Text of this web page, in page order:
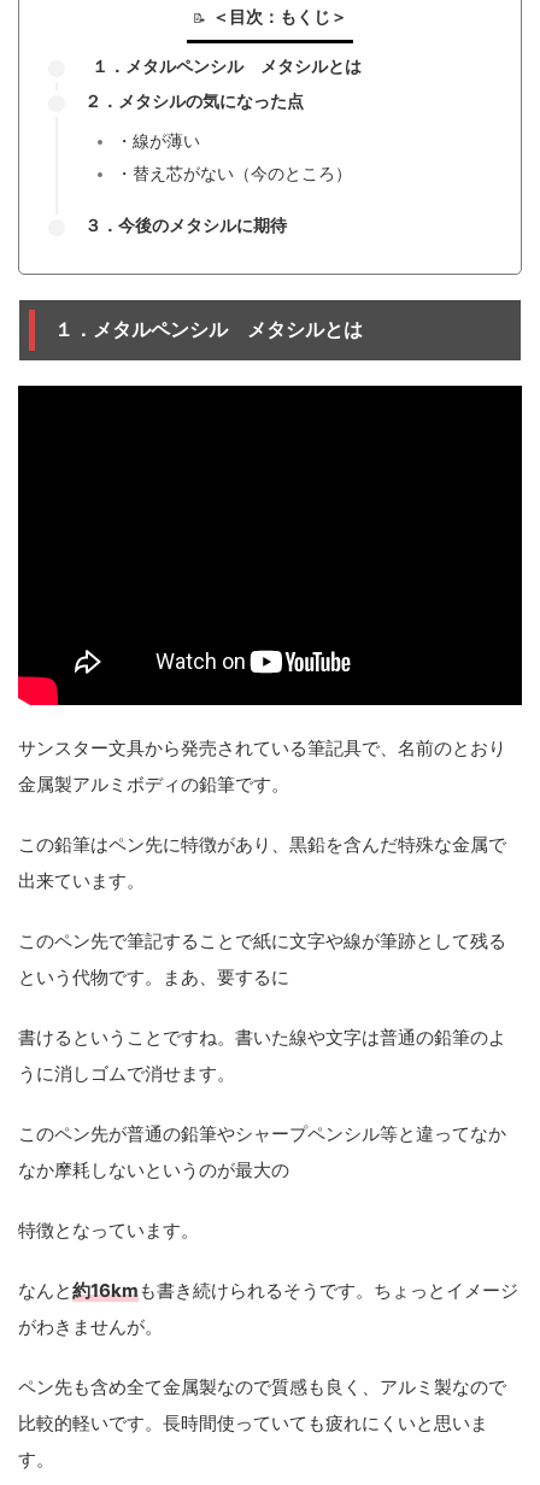
＜目次：もくじ＞
１．メタルペンシル メタシルとは
２．メタシルの気になった点
・線が薄い
・替え芯がない（今のところ）
３．今後のメタシルに期待
１．メタルペンシル メタシルとは
サンスター文具から発売されている筆記具で、名前のとおり
金属製アルミボディの鉛筆です。
この鉛筆はペン先に特徴があり、黒鉛を含んだ特殊な金属で
出来ています。
このペン先で筆記することで紙に文字や線が筆跡として残る
という代物です。まあ、要するに
書けるということですね。書いた線や文字は普通の鉛筆のよ
うに消しゴムで消せます。
このペン先が普通の鉛筆やシャープペンシル等と違ってなか
なか摩耗しないというのが最大の
特徴となっています。
なんと約16kmも書き続けられるそうです。ちょっとイメージ
がわきませんが。
ペン先も含め全て金属製なので質感も良く、アルミ製なので
比較的軽いです。長時間使っていても疲れにくいと思いま
す。